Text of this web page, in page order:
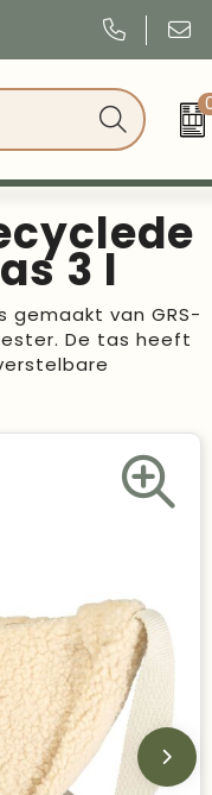
3 l
gemaakt van GRS-
De tas heeft